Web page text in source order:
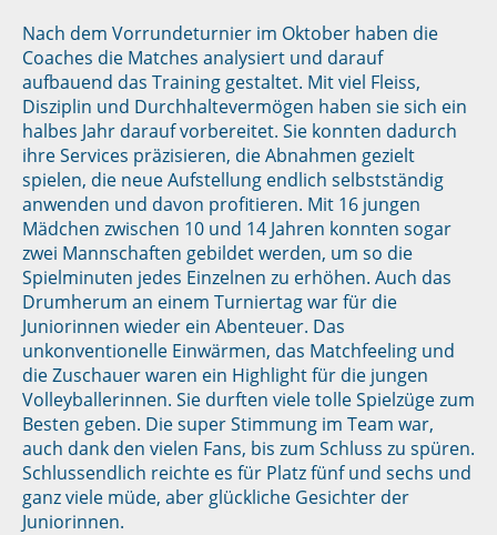
Nach dem Vorrundeturnier im Oktober haben die
Coaches die Matches analysiert und darauf
aufbauend das Training gestaltet. Mit viel Fleiss,
Disziplin und Durchhaltevermögen haben sie sich ein
halbes Jahr darauf vorbereitet. Sie konnten dadurch
ihre Services präzisieren, die Abnahmen gezielt
spielen, die neue Aufstellung endlich selbstständig
anwenden und davon profitieren. Mit 16 jungen
Mädchen zwischen 10 und 14 Jahren konnten sogar
zwei Mannschaften gebildet werden, um so die
Spielminuten jedes Einzelnen zu erhöhen. Auch das
Drumherum an einem Turniertag war für die
Juniorinnen wieder ein Abenteuer. Das
unkonventionelle Einwärmen, das Matchfeeling und
die Zuschauer waren ein Highlight für die jungen
Volleyballerinnen. Sie durften viele tolle Spielzüge zum
Besten geben. Die super Stimmung im Team war,
auch dank den vielen Fans, bis zum Schluss zu spüren.
Schlussendlich reichte es für Platz fünf und sechs und
ganz viele müde, aber glückliche Gesichter der
Juniorinnen.